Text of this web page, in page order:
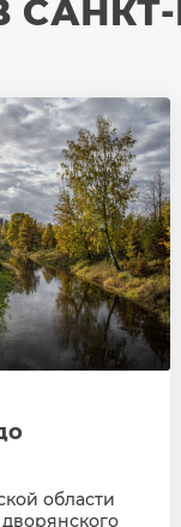
области